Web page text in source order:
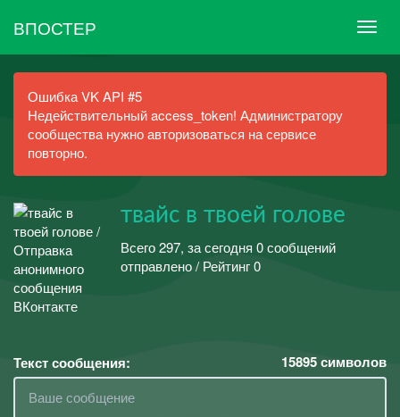
ВПОСТЕР
Ошибка VK API #5
Недействительный access_token! Администратору
сообщества нужно авторизоваться на сервисе
повторно.
твайс в твоей голове
Всего 297, за сегодня 0 сообщений
отправлено / Рейтинг 0
Текст сообщения: 15895символов